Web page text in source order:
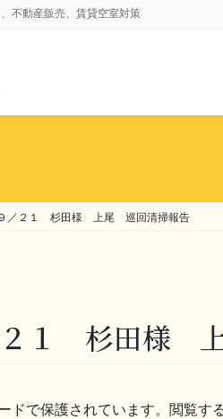
不動産販売、賃貸空室対策
／２１ 杉田様 上尾 巡回清掃報告
２１ 杉田様
ドで保護されています。閲覧す